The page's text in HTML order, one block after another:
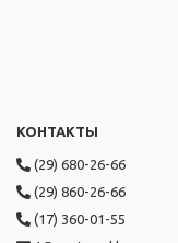
КОНТАКТЫ
(29) 680-26-66
(29) 860-26-66
(17) 360-01-55